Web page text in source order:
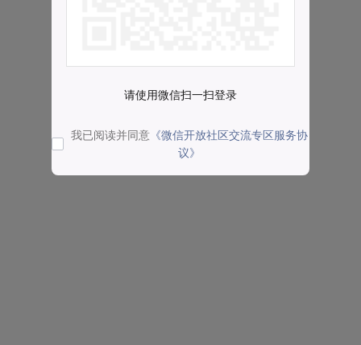
请使用微信扫一扫登录
我已阅读并同意 《微信开放社区交流专区服务协
议》